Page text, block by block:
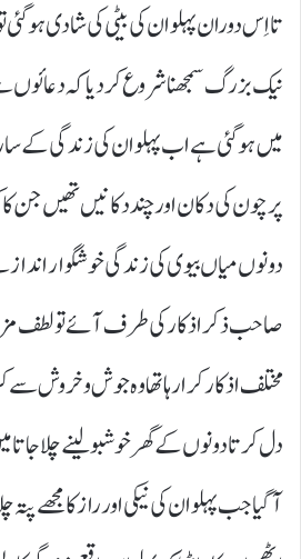
تا اِس دوران پہلوان کی بیٹی کی شادی ہو
نیک بزرگ سمجھنا شروع کر دیا کہ دعائوں
میں ہو گئی ہے اب پہلوان کی زندگی کے
پرچون کی دکان اور چند دکانیں تھیں جن کا
دونوں میاں بیوی کی زندگی خوشگوار
صاحب ذکر اذکار کی طرف آئے تو لطف
مختلف اذکار کرا رہا تھا وہ جوش و خروش
دل کرتا دونوں کے گھر خوشبو لینے چلا
آگیا جب پہلوان کی نیکی اور راز کا مجھے